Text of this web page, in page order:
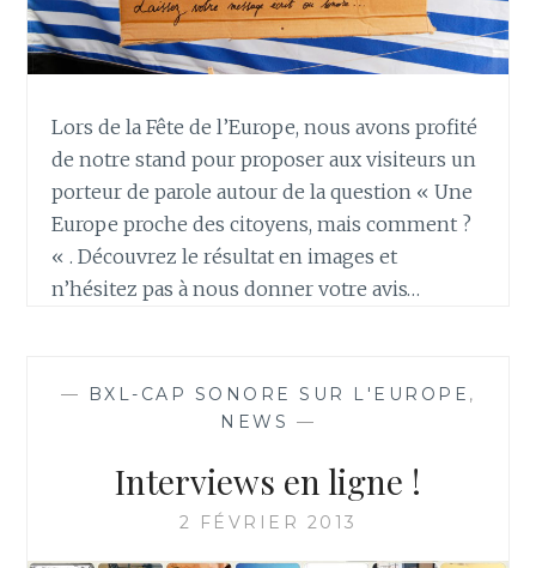
Lors de la Fête de l’Europe, nous avons profité
de notre stand pour proposer aux visiteurs un
porteur de parole autour de la question « Une
Europe proche des citoyens, mais comment ?
« . Découvrez le résultat en images et
n’hésitez pas à nous donner votre avis…
— BXL-CAP SONORE SUR L'EUROPE ,
NEWS —
Interviews en ligne !
2 FÉVRIER 2013